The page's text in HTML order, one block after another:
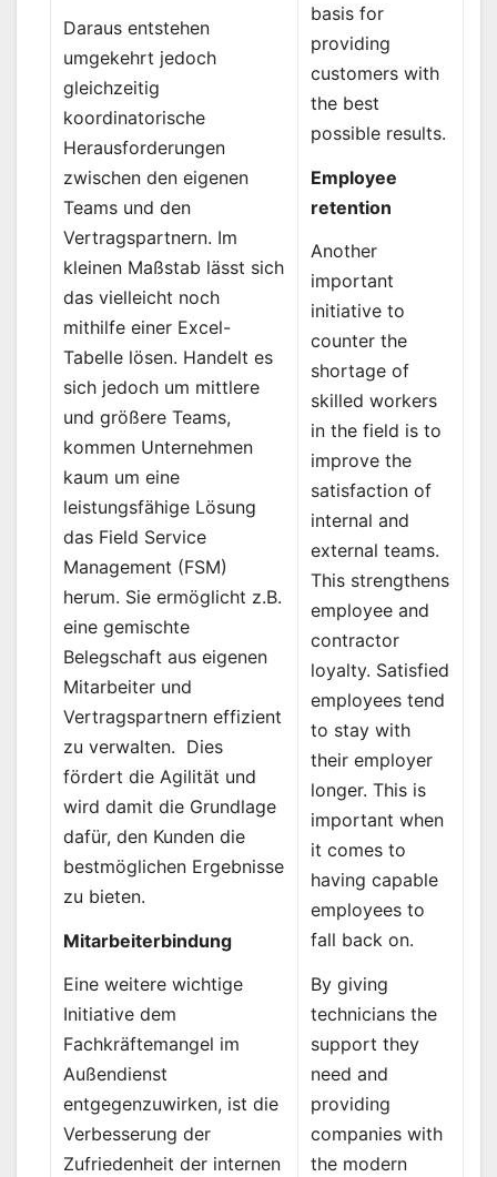
Daraus entstehen
umgekehrt jedoch
gleichzeitig
koordinatorische
Herausforderungen
zwischen den eigenen
Teams und den
Vertragspartnern. Im
kleinen Maßstab lässt sich
das vielleicht noch
mithilfe einer Excel-
Tabelle lösen. Handelt es
sich jedoch um mittlere
und größere Teams,
kommen Unternehmen
kaum um eine
leistungsfähige Lösung
das Field Service
Management (FSM)
herum. Sie ermöglicht z.B.
eine gemischte
Belegschaft aus eigenen
Mitarbeiter und
Vertragspartnern effizient
zu verwalten. Dies
fördert die Agilität und
wird damit die Grundlage
dafür, den Kunden die
bestmöglichen Ergebnisse
zu bieten.
Mitarbeiterbindung
Eine weitere wichtige
Initiative dem
Fachkräftemangel im
Außendienst
entgegenzuwirken, ist die
Verbesserung der
Zufriedenheit der internen
basis for
providing
customers with
the best
possible results.
Employee
retention
Another
important
initiative to
counter the
shortage of
skilled workers
in the field is to
improve the
satisfaction of
internal and
external teams.
This strengthens
employee and
contractor
loyalty. Satisfied
employees tend
to stay with
their employer
longer. This is
important when
it comes to
having capable
employees to
fall back on.
By giving
technicians the
support they
need and
providing
companies with
the modern